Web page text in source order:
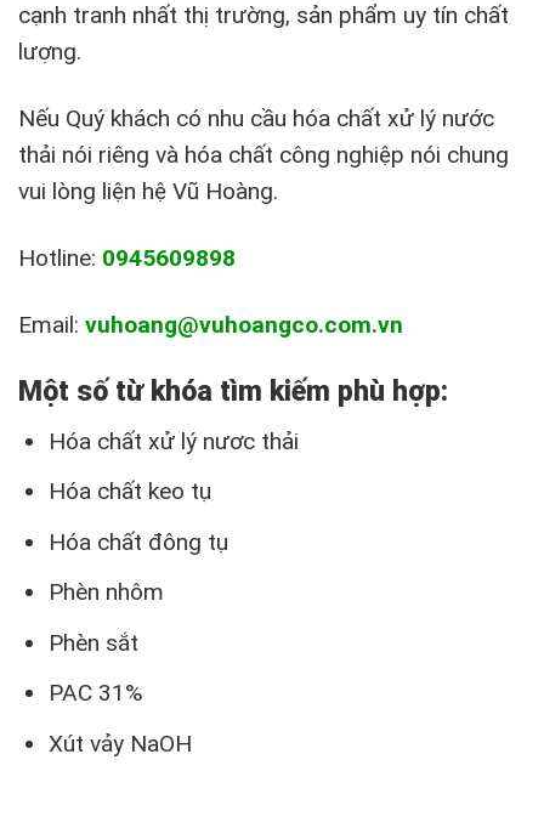
cạnh tranh nhất thị trường, sản phẩm uy tín chất
lượng.
Nếu Quý khách có nhu cầu hóa chất xử lý nước
thải nói riêng và hóa chất công nghiệp nói chung
vui lòng liện hệ Vũ Hoàng.
Hotline: 0945609898
Email: vuhoang@vuhoangco.com.vn
Một số từ khóa tìm kiếm phù hợp:
Hóa chất xử lý nươc thải
Hóa chất keo tụ
Hóa chất đông tụ
Phèn nhôm
Phèn sắt
PAC 31%
Xút vảy NaOH